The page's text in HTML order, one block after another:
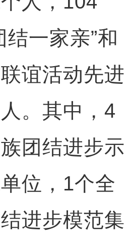
结一家亲”和
谊活动先进
。其中，4
团结进步示
位，1个全
进步模范集